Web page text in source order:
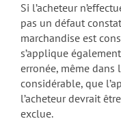
Si l’acheteur
pas un défaut
marchandise est
s’applique
erronée, même dans
considérable, que
l’acheteur devrait
exclue.